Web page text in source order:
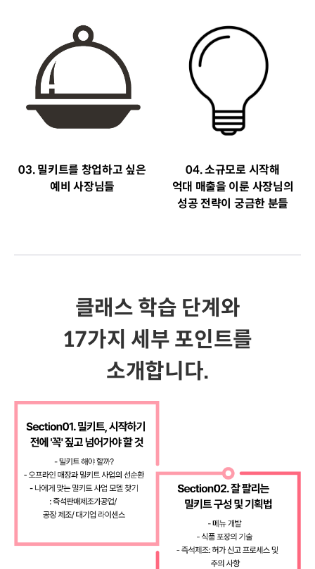
03. 밀키트를 창업하고 싶은
예비 사장님들
04. 소규모로 시작해
억대 매출을 이룬 사장님의
성공 전략이 궁금한 분들
클래스 학습 단계와
17가지 세부 포인트를
소개합니다.